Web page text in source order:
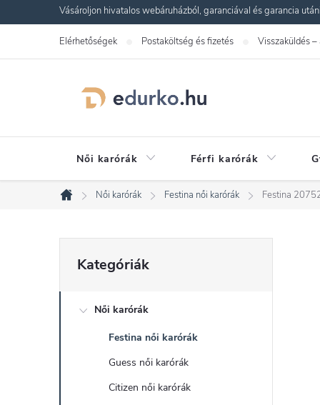
a
Vásároljon hivatalos webáruházból, garanciával és garancia
Elérhetőségek Postaköltség és fizetés Visszaküldés –
Női karórák Férfi karórák
Kezdőlap
Női karórák Festina női karórák Festina
O
l
átugrása
Kategóriák
Női karórák
Festina női karórák
Guess női karórák
Citizen női karórák